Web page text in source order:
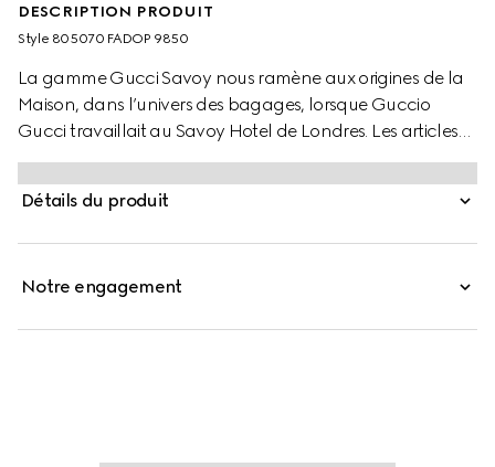
DESCRIPTION PRODUIT
Style ‎805070 FADOP 9850
La gamme Gucci Savoy nous ramène aux origines de la
Maison, dans l’univers des bagages, lorsque Guccio
Gucci travaillait au Savoy Hotel de Londres. Les articles
de voyage ne cessent d’évoluer pour s’adapter au
monde d’aujourd’hui, comme cet étui à champagne de
grande taille en toile GG Supreme beige et ébène
Détails du produit
Notre engagement